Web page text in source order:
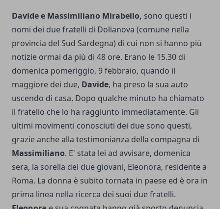
Davide e Massimiliano Mirabello, sono questi i
nomi dei due fratelli di Dolianova (comune nella
provincia del Sud Sardegna) di cui non si hanno più
notizie ormai da più di 48 ore. Erano le 15.30 di
domenica pomeriggio, 9 febbraio, quando il
maggiore dei due, Davide, ha preso la sua auto
uscendo di casa. Dopo qualche minuto ha chiamato
il fratello che lo ha raggiunto immediatamente. Gli
ultimi movimenti conosciuti dei due sono questi,
grazie anche alla testimonianza della compagna di
Massimiliano. E' stata lei ad avvisare, domenica
sera, la sorella dei due giovani, Eleonora, residente a
Roma. La donna è subito tornata in paese ed è ora in
prima linea nella ricerca dei suoi due fratelli.